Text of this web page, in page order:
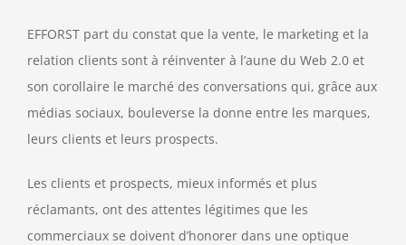
EFFORST part du constat que la vente, le marketing et la
relation clients sont à réinventer à l’aune du Web 2.0 et
son corollaire le marché des conversations qui, grâce aux
médias sociaux, bouleverse la donne entre les marques,
leurs clients et leurs prospects.
Les clients et prospects, mieux informés et plus
réclamants, ont des attentes légitimes que les
commerciaux se doivent d’honorer dans une optique